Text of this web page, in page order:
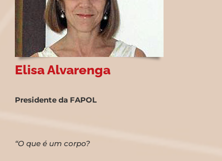
Elisa Alvarenga
Presidente da FAPOL
“O que é um corpo?